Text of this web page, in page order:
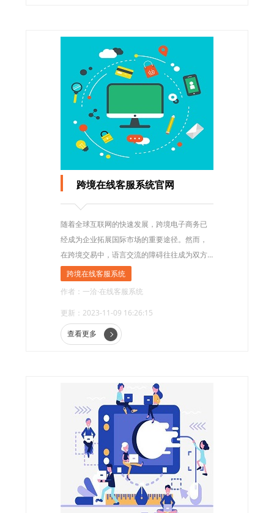
跨境在线客服系统官网
随着全球互联网的快速发展，跨境电子商务已
经成为企业拓展国际市场的重要途径。然而，
在跨境交易中，语言交流的障碍往往成为双方
沟通的难题。为了解决这一问题，许多企业纷
便捷的跨境客户服务。
跨境在线客服系统
作者：一洽·在线客服系统
更新：2023-11-09 16:26:15
查看更多